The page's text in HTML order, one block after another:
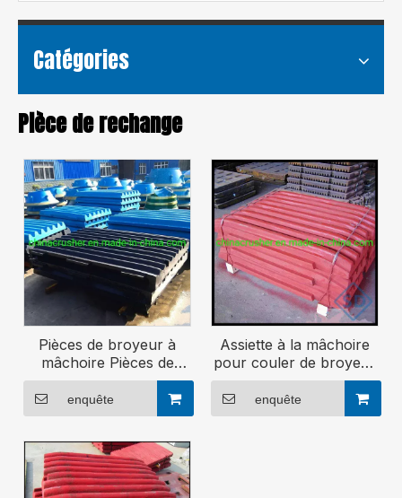
Catégories
Pièce de rechange
Pièces de broyeur à
mâchoire Pièces de
mâchoires en acier à
manganèse élevé, cales,
sièges bascules
pour C6X, C130, PE
Series Global
Fournisseur
enquête
Assiette à la mâchoire
pour couler de broyeur
de mâchoire en pierre
portant des pièces
enquête